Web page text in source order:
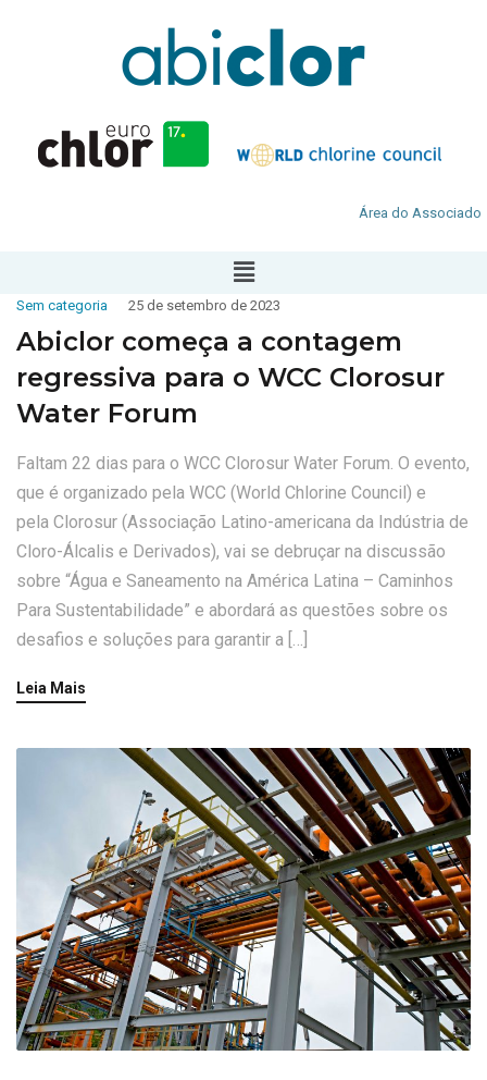
Área do Associado
Sem categoria 25 de setembro de 2023
Abiclor começa a contagem
regressiva para o WCC Clorosur
Water Forum
Faltam 22 dias para o WCC Clorosur Water Forum. O evento,
que é organizado pela WCC (World Chlorine Council) e
pela Clorosur (Associação Latino-americana da Indústria de
Cloro-Álcalis e Derivados), vai se debruçar na discussão
sobre “Água e Saneamento na América Latina – Caminhos
Para Sustentabilidade” e abordará as questões sobre os
desafios e soluções para garantir a […]
Leia Mais